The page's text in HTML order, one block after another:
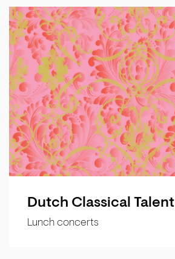
Dutch Classical Talent
Lunch concerts